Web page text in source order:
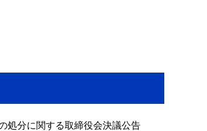
処分に関する取締役会決議公告